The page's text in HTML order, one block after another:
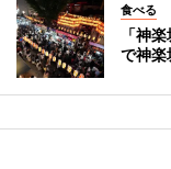
食べる
「神
で神楽